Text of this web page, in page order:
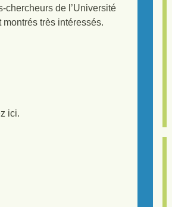
chercheurs de l’Université
montrés très intéressés.
ici.